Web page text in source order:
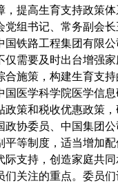
，提高生育支持政策
党组书记、常务副会
国铁路工程集团有限
仅需要及时出台增强
合施策，构建生育支
国医学科学院医学信
政策和税收优惠政策
政协委员、中国集团
平等制度，适当增加
际支持，创造家庭共
们关注的重点。委员